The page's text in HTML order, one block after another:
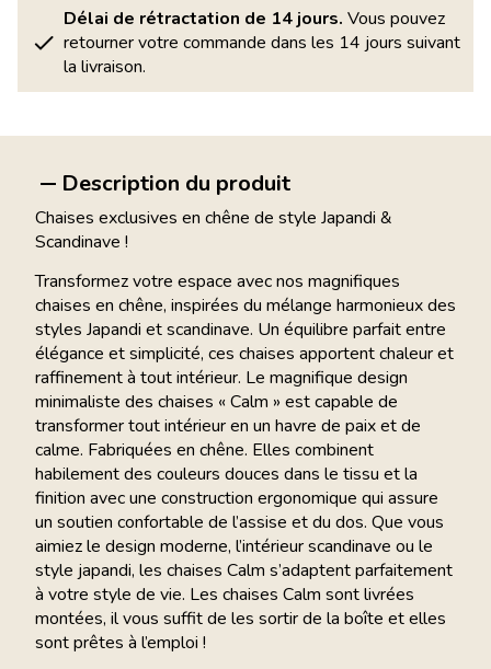
Délai de rétractation de 14 jours. Vous pouvez
retourner votre commande dans les 14 jours suivant
la livraison.
Description du produit
Chaises exclusives en chêne de style Japandi &
Scandinave !
Transformez votre espace avec nos magnifiques
chaises en chêne, inspirées du mélange harmonieux des
styles Japandi et scandinave. Un équilibre parfait entre
élégance et simplicité, ces chaises apportent chaleur et
raffinement à tout intérieur. Le magnifique design
minimaliste des chaises « Calm » est capable de
transformer tout intérieur en un havre de paix et de
calme. Fabriquées en chêne. Elles combinent
habilement des couleurs douces dans le tissu et la
finition avec une construction ergonomique qui assure
un soutien confortable de l’assise et du dos. Que vous
aimiez le design moderne, l’intérieur scandinave ou le
style japandi, les chaises Calm s’adaptent parfaitement
à votre style de vie. Les chaises Calm sont livrées
montées, il vous suffit de les sortir de la boîte et elles
sont prêtes à l’emploi !